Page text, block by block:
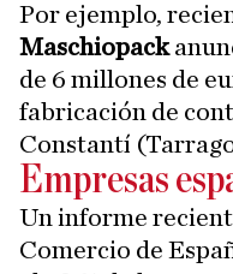
Por ejemplo,
Maschiopack
de 6 millones de
fabricación de
Constantí
Empresas
Un informe
Comercio de